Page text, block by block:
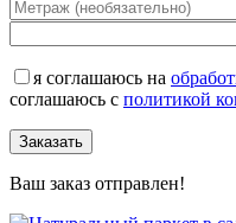
я соглашаюсь на
соглашаюсь с политикой
Заказать
Ваш заказ отправлен!